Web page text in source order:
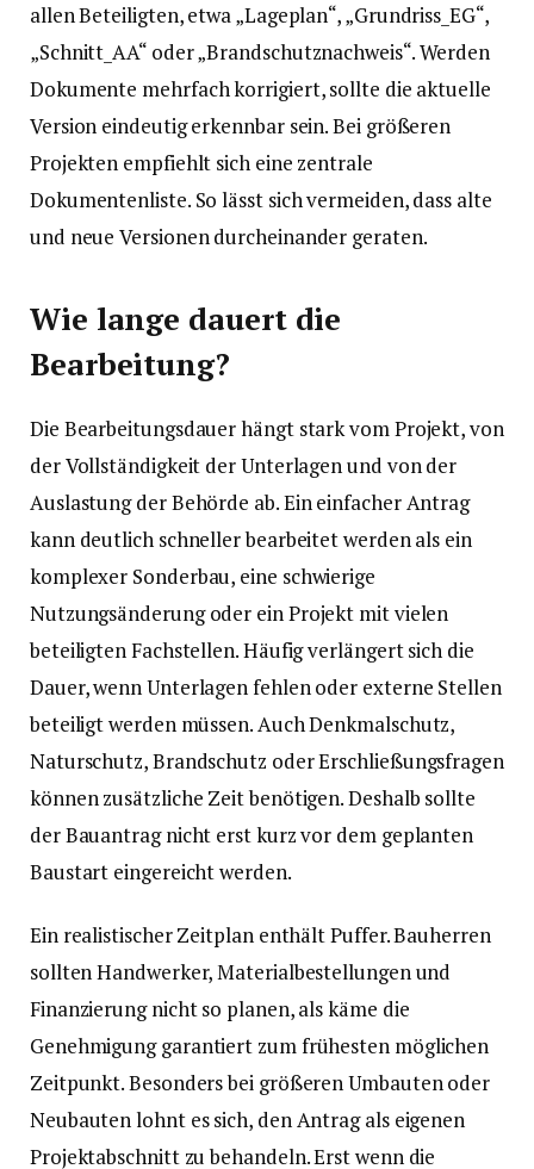
allen Beteiligten, etwa „Lageplan“, „Grundriss_EG“,
„Schnitt_AA“ oder „Brandschutznachweis“. Werden
Dokumente mehrfach korrigiert, sollte die aktuelle
Version eindeutig erkennbar sein. Bei größeren
Projekten empfiehlt sich eine zentrale
Dokumentenliste. So lässt sich vermeiden, dass alte
und neue Versionen durcheinander geraten.
Wie lange dauert die
Bearbeitung?
Die Bearbeitungsdauer hängt stark vom Projekt, von
der Vollständigkeit der Unterlagen und von der
Auslastung der Behörde ab. Ein einfacher Antrag
kann deutlich schneller bearbeitet werden als ein
komplexer Sonderbau, eine schwierige
Nutzungsänderung oder ein Projekt mit vielen
beteiligten Fachstellen. Häufig verlängert sich die
Dauer, wenn Unterlagen fehlen oder externe Stellen
beteiligt werden müssen. Auch Denkmalschutz,
Naturschutz, Brandschutz oder Erschließungsfragen
können zusätzliche Zeit benötigen. Deshalb sollte
der Bauantrag nicht erst kurz vor dem geplanten
Baustart eingereicht werden.
Ein realistischer Zeitplan enthält Puffer. Bauherren
sollten Handwerker, Materialbestellungen und
Finanzierung nicht so planen, als käme die
Genehmigung garantiert zum frühesten möglichen
Zeitpunkt. Besonders bei größeren Umbauten oder
Neubauten lohnt es sich, den Antrag als eigenen
Projektabschnitt zu behandeln. Erst wenn die